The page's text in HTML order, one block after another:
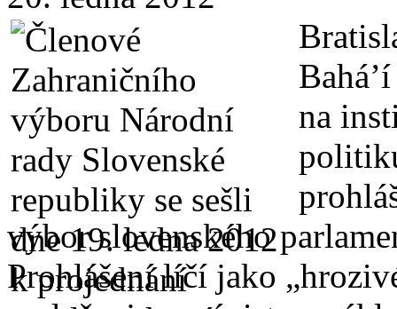
na
výbor slovenského
Prohlášení líčí jako